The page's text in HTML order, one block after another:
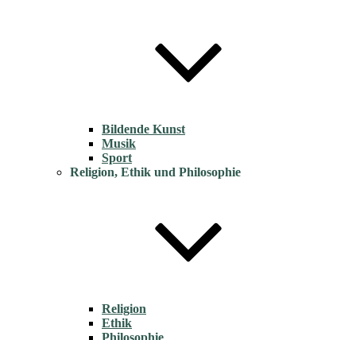
Bildende Kunst
Musik
Sport
Religion, Ethik und Philosophie
Religion
Ethik
Philosophie